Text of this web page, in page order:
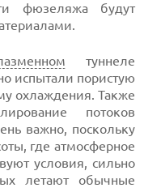
фюзеляжа будут
туннеле
испытали пористую
охлаждения. Также
потоков
важно, поскольку
где атмосферное
условия, сильно
летают обычные